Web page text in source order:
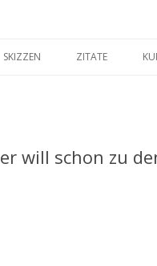
SKIZZEN ZITATE
will schon zu